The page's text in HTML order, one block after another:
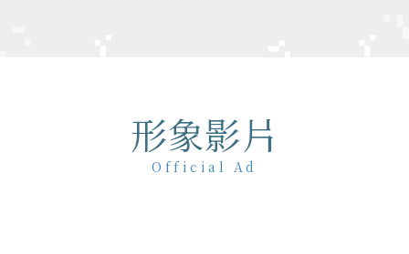
形象影片
Official Ad